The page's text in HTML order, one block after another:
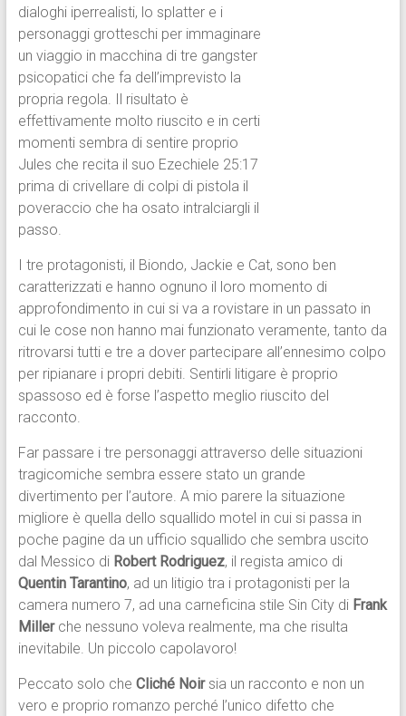
dialoghi iperrealisti, lo splatter e i
personaggi grotteschi per immaginare
un viaggio in macchina di tre gangster
psicopatici che fa dell’imprevisto la
propria regola. Il risultato è
effettivamente molto riuscito e in certi
momenti sembra di sentire proprio
Jules che recita il suo Ezechiele 25:17
prima di crivellare di colpi di pistola il
poveraccio che ha osato intralciargli il
passo.
I tre protagonisti, il Biondo, Jackie e Cat, sono ben
caratterizzati e hanno ognuno il loro momento di
approfondimento in cui si va a rovistare in un passato in
cui le cose non hanno mai funzionato veramente, tanto da
ritrovarsi tutti e tre a dover partecipare all’ennesimo colpo
per ripianare i propri debiti. Sentirli litigare è proprio
spassoso ed è forse l’aspetto meglio riuscito del
racconto.
Far passare i tre personaggi attraverso delle situazioni
tragicomiche sembra essere stato un grande
divertimento per l’autore. A mio parere la situazione
migliore è quella dello squallido motel in cui si passa in
poche pagine da un ufficio squallido che sembra uscito
dal Messico di Robert Rodriguez, il regista amico di
Quentin Tarantino, ad un litigio tra i protagonisti per la
camera numero 7, ad una carneficina stile Sin City di Frank
Millerche nessuno voleva realmente, ma che risulta
inevitabile. Un piccolo capolavoro!
Peccato solo che Cliché Noirsia un racconto e non un
vero e proprio romanzo perché l’unico difetto che